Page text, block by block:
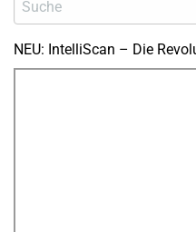
NEU: IntelliScan – Die